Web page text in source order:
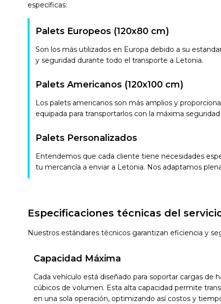
específicas:
Palets Europeos (120x80 cm)
Son los más utilizados en Europa debido a su
y seguridad durante todo el transporte a Letonia.
Palets Americanos (120x100 cm)
Los palets americanos son más amplios y
equipada para transportarlos con la máxima
Palets Personalizados
Entendemos que cada cliente tiene necesidades
tu mercancía a enviar a Letonia. Nos adaptamos
Especificaciones técnicas del
Nuestros estándares técnicos garantizan eficiencia y
Capacidad Máxima
Cada vehículo está diseñado para soportar cargas de
cúbicos de volumen. Esta alta capacidad permite
en una sola operación, optimizando así costos y